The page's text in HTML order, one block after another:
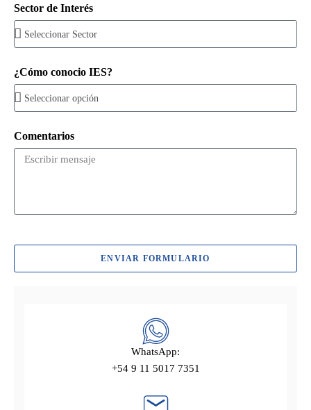
Sector de Interés
¿Cómo conocio IES?
Comentarios
ENVIAR FORMULARIO
WhatsApp:
+54 9 11 5017 7351